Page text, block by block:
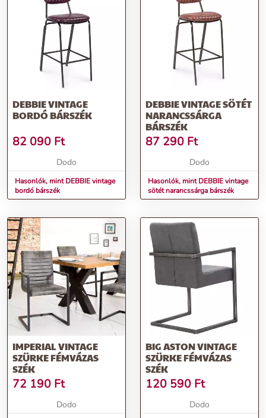
DEBBIE VINTAGE
BORDÓ BÁRSZÉK
82 090 Ft
Dodo
Hasonlók, mint DEBBIE vintage
bordó bárszék
DEBBIE VINTAGE SÖTÉT
NARANCSSÁRGA
BÁRSZÉK
87 290 Ft
Dodo
Hasonlók, mint DEBBIE vintage
sötét narancssárga bárszék
IMPERIAL VINTAGE
SZÜRKE FÉMVÁZAS
SZÉK
72 190 Ft
Dodo
BIG ASTON VINTAGE
SZÜRKE FÉMVÁZAS
SZÉK
120 590 Ft
Dodo